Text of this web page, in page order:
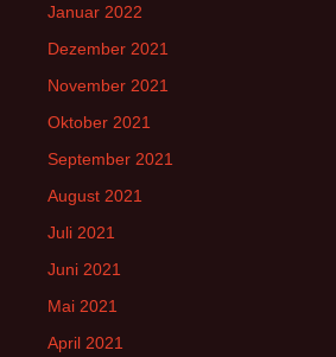
Januar 2022
Dezember 2021
November 2021
Oktober 2021
September 2021
August 2021
Juli 2021
Juni 2021
Mai 2021
April 2021